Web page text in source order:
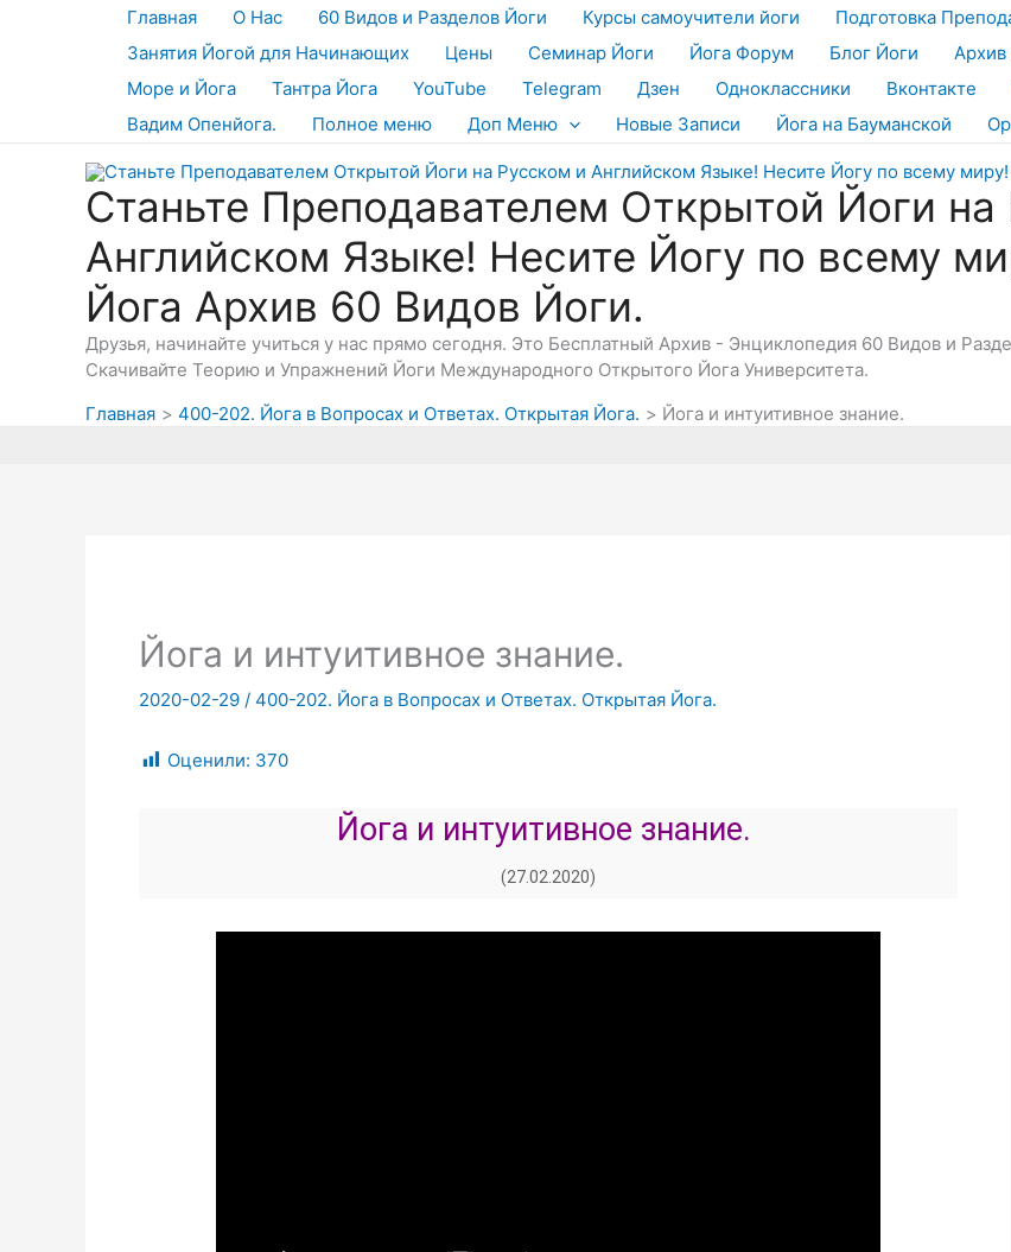
Главная О Нас 60 Видов и Разделов Йоги Курсы самоучители йоги
Подготовка
Занятия Йогой для Начинающих
Цены Семинар Йоги Йога Форум Блог Йоги Архив
Море и Йога
Тантра Йога YouTube Telegram Дзен Одноклассники Вконтакте
Вадим Опенйога.
Полное меню Доп Меню Новые Записи Йога на Бауманской
Станьте Преподавателем Открытой Йоги на
Английском Языке! Несите Йогу по всему
Йога Архив 60 Видов Йоги.
Друзья, начинайте учиться у нас прямо сегодня. Это Бесплатный Архив - Энциклопедия 60 Видов и
Скачивайте Теорию и Упражнений Йоги Международного Открытого Йога Университета.
Главная
400-202. Йога в Вопросах и Ответах. Открытая Йога. Йога и интуитивное знание.
Йога и интуитивное знание.
2020-02-29 / 400-202. Йога в Вопросах и Ответах. Открытая Йога.
Оценили: 370
Йога и интуитивное знание.
(27.02.2020)